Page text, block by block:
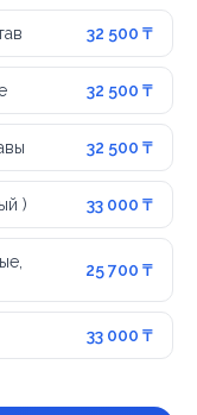
32 500 ₸
32 500 ₸
32 500 ₸
) 33 000 ₸
25 700 ₸
33 000 ₸